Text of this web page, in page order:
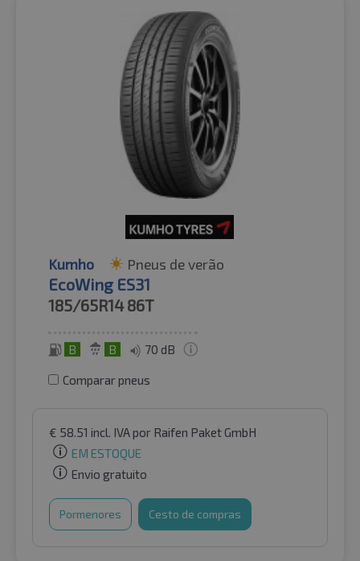
Kumho Pneus de verão
EcoWing ES31
185/65R14 86T
B B 70 dB
Comparar pneus
€ 58.51 incl. IVApor Raifen Paket GmbH
EM ESTOQUE
Envio gratuito
Pormenores Cesto de compras